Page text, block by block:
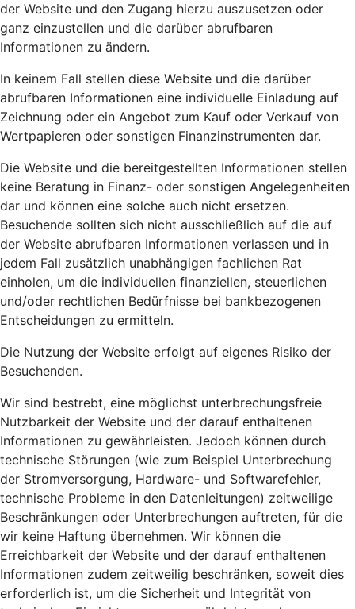
der Website und den Zugang hierzu auszusetzen oder
ganz einzustellen und die darüber abrufbaren
Informationen zu ändern.
In keinem Fall stellen diese Website und die darüber
abrufbaren Informationen eine individuelle Einladung auf
Zeichnung oder ein Angebot zum Kauf oder Verkauf von
Wertpapieren oder sonstigen Finanzinstrumenten dar.
Die Website und die bereitgestellten Informationen stellen
keine Beratung in Finanz- oder sonstigen Angelegenheiten
dar und können eine solche auch nicht ersetzen.
Besuchende sollten sich nicht ausschließlich auf die auf
der Website abrufbaren Informationen verlassen und in
jedem Fall zusätzlich unabhängigen fachlichen Rat
einholen, um die individuellen finanziellen, steuerlichen
und/oder rechtlichen Bedürfnisse bei bankbezogenen
Entscheidungen zu ermitteln.
Die Nutzung der Website erfolgt auf eigenes Risiko der
Besuchenden.
Wir sind bestrebt, eine möglichst unterbrechungsfreie
Nutzbarkeit der Website und der darauf enthaltenen
Informationen zu gewährleisten. Jedoch können durch
technische Störungen (wie zum Beispiel Unterbrechung
der Stromversorgung, Hardware- und Softwarefehler,
technische Probleme in den Datenleitungen) zeitweilige
Beschränkungen oder Unterbrechungen auftreten, für die
wir keine Haftung übernehmen. Wir können die
Erreichbarkeit der Website und der darauf enthaltenen
Informationen zudem zeitweilig beschränken, soweit dies
erforderlich ist, um die Sicherheit und Integrität von